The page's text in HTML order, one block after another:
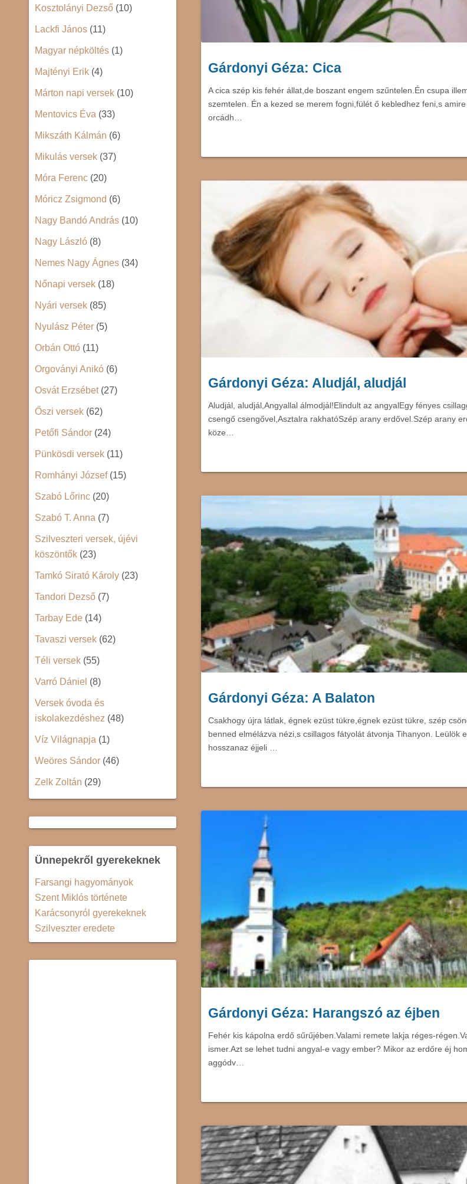
Gárdonyi Géza: Cica
A cica szép kis fehér állat,de boszant engem szűntelen.Én csupa
szemtelen. Én a kezed se merem fogni,fülét ő kebledhez feni,s
orcádh…
Gárdonyi Géza: Aludjál, aludjál
Aludjál, aludjál,Angyallal álmodjál!Elindult az angyalEgy fényes
csengő csengővel,Asztalra rakhatóSzép arany erdővel.Szép arany
köze…
Gárdonyi Géza: A Balaton
Csakhogy újra látlak, égnek ezüst tükre,égnek ezüst tükre, szép
benned elmélázva nézi,s csillagos fátyolát átvonja Tihanyon. Leülök
hosszanaz éjjeli …
Gárdonyi Géza: Harangszó az éjben
Fehér kis kápolna erdő sűrűjében.Valami remete lakja réges-
ismer.Azt se lehet tudni angyal-e vagy ember? Mikor az erdőre éj
aggódv…
Kosztolányi Dezső (10)
Lackfi János (11)
Magyar népköltés (1)
Majtényi Erik (4)
Márton napi versek (10)
Mentovics Éva (33)
Mikszáth Kálmán (6)
Mikulás versek (37)
Móra Ferenc (20)
Móricz Zsigmond (6)
Nagy Bandó András (10)
Nagy László (8)
Nemes Nagy Ágnes (34)
Nőnapi versek (18)
Nyári versek (85)
Nyulász Péter (5)
Orbán Ottó (11)
Orgoványi Anikó (6)
Osvát Erzsébet(27)
Őszi versek (62)
Petőfi Sándor (24)
Pünkösdi versek (11)
Romhányi József(15)
Szabó Lőrinc (20)
Szabó T. Anna (7)
Szilveszteri versek, újévi
köszöntők (23)
Tamkó Sirató Károly (23)
Tandori Dezső (7)
Tarbay Ede (14)
Tavaszi versek (62)
Téli versek (55)
Varró Dániel (8)
Versek óvoda és
iskolakezdéshez (48)
Víz Világnapja (1)
Weöres Sándor (46)
Zelk Zoltán (29)
Ünnepekről gyerekeknek
Farsangi hagyományok
Szent Miklós története
Karácsonyról gyerekeknek
Szilveszter eredete